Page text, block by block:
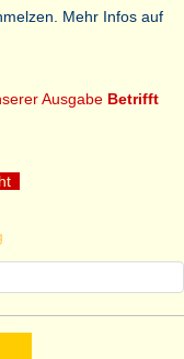
Mehr Infos auf
Ausgabe Betrifft